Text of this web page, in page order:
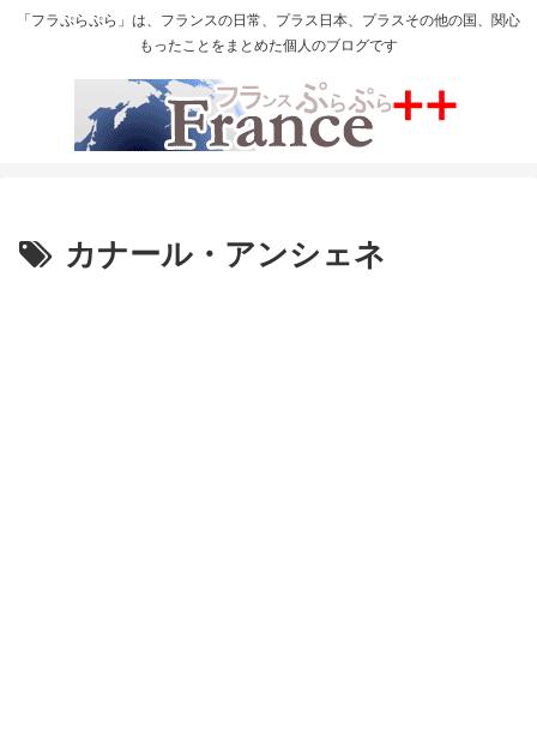
「フラぷらぷら」は、フランスの日常、プラス日本、プラスその他の国、関心
もったことをまとめた個人のブログです
カナール・アンシェネ